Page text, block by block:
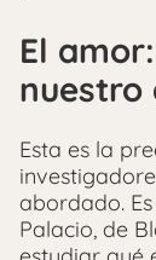
El
nuestro
Esta es la
abordado.
Palacio, de